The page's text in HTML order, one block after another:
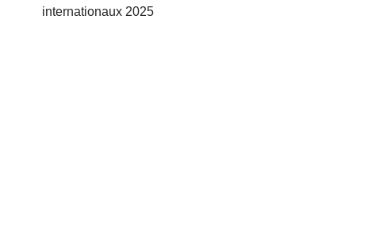
internationaux 2025